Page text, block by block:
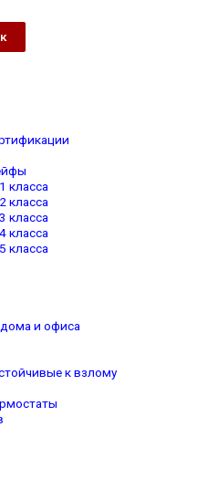
класса
класса
класса
класса
класса
и офиса
к взлому